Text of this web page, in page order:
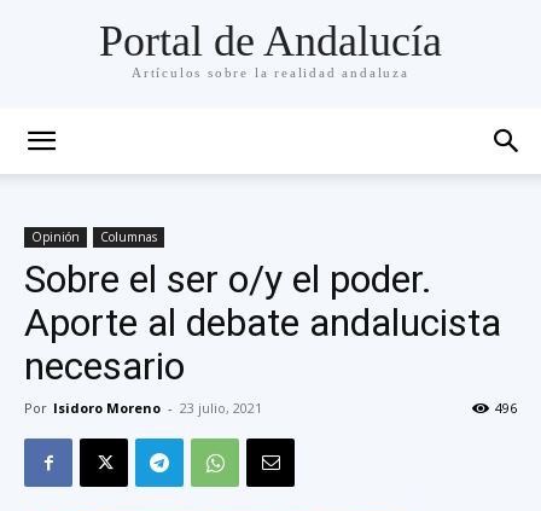
Portal de Andalucía
Artículos sobre la realidad andaluza
Opinión Columnas
Sobre el ser o/y el poder.
Aporte al debate andalucista
necesario
Por Isidoro Moreno - 23 julio, 2021 496